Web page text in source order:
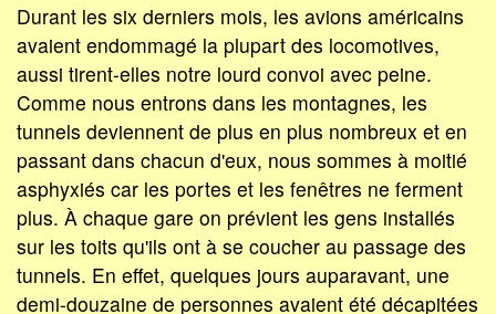
Durant les six derniers mois, les avions américains
avaient endommagé la plupart des locomotives,
aussi tirent-elles notre lourd convoi avec peine.
Comme nous entrons dans les montagnes, les
tunnels deviennent de plus en plus nombreux et en
passant dans chacun d'eux, nous sommes à moitié
asphyxiés car les portes et les fenêtres ne ferment
plus. À chaque gare on prévient les gens installés
sur les toits qu'ils ont à se coucher au passage des
tunnels. En effet, quelques jours auparavant, une
demi-douzaine de personnes avaient été décapitées